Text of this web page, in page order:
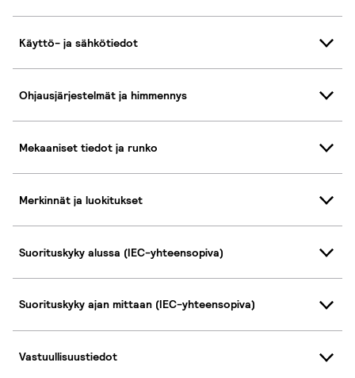
Käyttö- ja sähkötiedot
Ohjausjärjestelmät ja himmennys
Mekaaniset tiedot ja runko
Merkinnät ja luokitukset
Suorituskyky alussa (IEC-yhteensopiva)
Suorituskyky ajan mittaan (IEC-yhteensopiva)
Vastuullisuustiedot